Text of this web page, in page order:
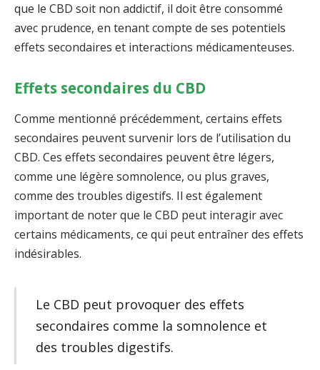
que le CBD soit non addictif, il doit être consommé
avec prudence, en tenant compte de ses potentiels
effets secondaires et interactions médicamenteuses.
Effets secondaires du CBD
Comme mentionné précédemment, certains effets
secondaires peuvent survenir lors de l’utilisation du
CBD. Ces effets secondaires peuvent être légers,
comme une légère somnolence, ou plus graves,
comme des troubles digestifs. Il est également
important de noter que le CBD peut interagir avec
certains médicaments, ce qui peut entraîner des effets
indésirables.
Le CBD peut provoquer des effets
secondaires comme la somnolence et
des troubles digestifs.